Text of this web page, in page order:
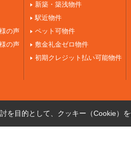
の声
の声
新築・築浅物件
駅近物件
ペット可物件
敷金礼金ゼロ物件
初期クレジット払い可能物件
を目的として、クッキー（Cookie）